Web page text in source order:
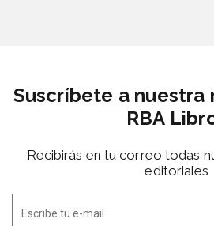
Suscríbete a
RBA
Recibirás en tu correo todas
editoriales